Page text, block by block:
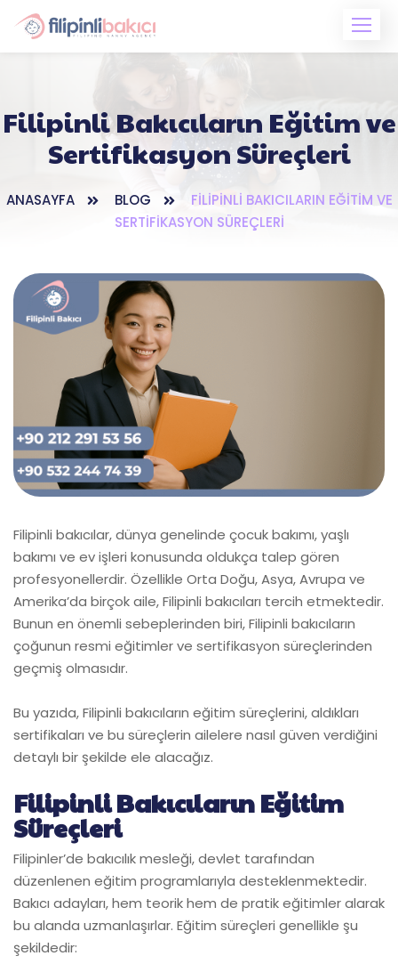
content
Filipinli Bakıcıların Eğitim ve
Sertifikasyon Süreçleri
ANASAYFA BLOG
FILIPINLI BAKICILARIN EĞITIM VE
SERTIFIKASYON SÜREÇLERI
Filipinli bakıcılar, dünya genelinde çocuk bakımı, yaşlı
bakımı ve ev işleri konusunda oldukça talep gören
profesyonellerdir. Özellikle Orta Doğu, Asya, Avrupa ve
Amerika’da birçok aile, Filipinli bakıcıları tercih etmektedir.
Bunun en önemli sebeplerinden biri, Filipinli bakıcıların
çoğunun resmi eğitimler ve sertifikasyon süreçlerinden
geçmiş olmasıdır.
Bu yazıda, Filipinli bakıcıların eğitim süreçlerini, aldıkları
sertifikaları ve bu süreçlerin ailelere nasıl güven verdiğini
detaylı bir şekilde ele alacağız.
Filipinli Bakıcıların Eğitim
Süreçleri
Filipinler’de bakıcılık mesleği, devlet tarafından
düzenlenen eğitim programlarıyla desteklenmektedir.
Bakıcı adayları, hem teorik hem de pratik eğitimler alarak
bu alanda uzmanlaşırlar. Eğitim süreçleri genellikle şu
şekildedir: